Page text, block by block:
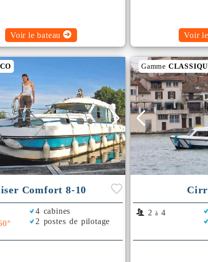
Voir le bateau Voir
Comfort 8-10
4 cabines
2 postes de pilotage
Gamme
2 à 4